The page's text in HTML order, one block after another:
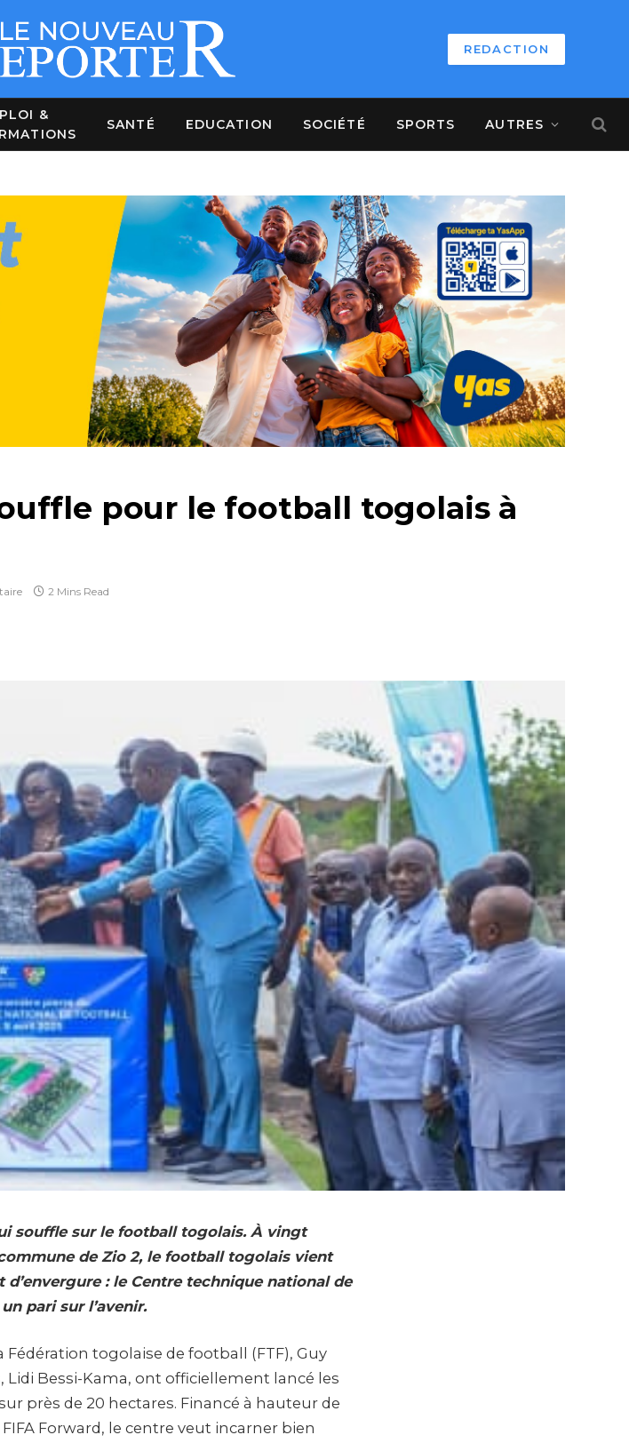
REDACTION
&
SANTÉ EDUCATION SOCIÉTÉ SPORTS AUTRES
pour le football togolais à
2 Mins Read
souffle sur le football togolais. À vingt
de Zio 2, le football togolais vient
: le Centre technique national de
pari sur l’avenir.
togolaise de football (FTF), Guy
Lidi Bessi-Kama, ont officiellement lancé les
près de 20 hectares. Financé à hauteur de
Forward, le centre veut incarner bien